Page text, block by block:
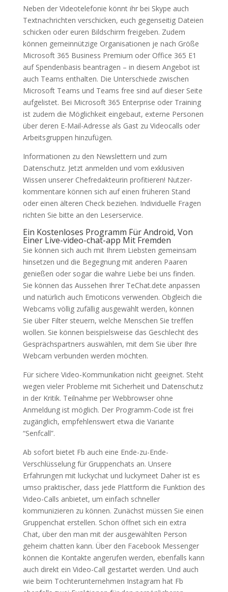
Neben der Videotelefonie könnt ihr bei Skype auch
Textnachrichten verschicken, euch gegenseitig Dateien
schicken oder euren Bildschirm freigeben. Zudem
können gemeinnützige Organisationen je nach Größe
Microsoft 365 Business Premium oder Office 365 E1
auf Spendenbasis beantragen – in diesem Angebot ist
auch Teams enthalten. Die Unterschiede zwischen
Microsoft Teams und Teams free sind auf dieser Seite
aufgelistet. Bei Microsoft 365 Enterprise oder Training
ist zudem die Möglichkeit eingebaut, externe Personen
über deren E-Mail-Adresse als Gast zu Videocalls oder
Arbeitsgruppen hinzufügen.
Informationen zu den Newslettern und zum
Datenschutz. Jetzt anmelden und vom exklusiven
Wissen unserer Chefredakteurin profitieren! Nutzer­
kommentare können sich auf einen früheren Stand
oder einen älteren Check beziehen. Individuelle Fragen
richten Sie bitte an den Leserservice.
Ein Kostenloses Programm Für Android, Von
Einer Live-video-chat-app Mit Fremden
Sie können sich auch mit Ihrem Liebsten gemeinsam
hinsetzen und die Begegnung mit anderen Paaren
genießen oder sogar die wahre Liebe bei uns finden.
Sie können das Aussehen Ihrer TeChat.dete anpassen
und natürlich auch Emoticons verwenden. Obgleich die
Webcams völlig zufällig ausgewählt werden, können
Sie über Filter steuern, welche Menschen Sie treffen
wollen. Sie können beispielsweise das Geschlecht des
Gesprächspartners auswählen, mit dem Sie über Ihre
Webcam verbunden werden möchten.
Für sichere Video-Kommunikation nicht geeignet. Steht
wegen vieler Probleme mit Sicherheit und Datenschutz
in der Kritik. Teilnahme per Webbrowser ohne
Anmeldung ist möglich. Der Programm-Code ist frei
zugänglich, empfehlenswert etwa die Variante
“Senfcall”.
Ab sofort bietet Fb auch eine Ende-zu-Ende-
Verschlüsselung für Gruppenchats an. Unsere
Erfahrungen mit luckychat und luckymeet Daher ist es
umso praktischer, dass jede Plattform die Funktion des
Video-Calls anbietet, um einfach schneller
kommunizieren zu können. Zunächst müssen Sie einen
Gruppenchat erstellen. Schon öffnet sich ein extra
Chat, über den man mit der ausgewählten Person
geheim chatten kann. Über den Facebook Messenger
können die Kontakte angerufen werden, ebenfalls kann
auch direkt ein Video-Call gestartet werden. Und auch
wie beim Tochterunternehmen Instagram hat Fb